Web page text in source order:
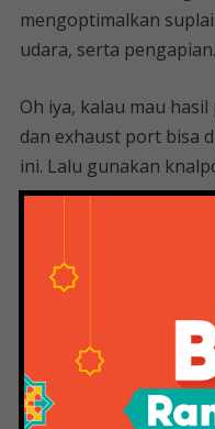
mengoptimalkan
udara, serta pengapian.
Oh iya, kalau mau
dan exhaust port bisa
ini. Lalu gunakan
Piston Kit Fim 79
Vario 125/piston
Sporty/seher/
Akan lebih baik jika
dengan modul injeksi